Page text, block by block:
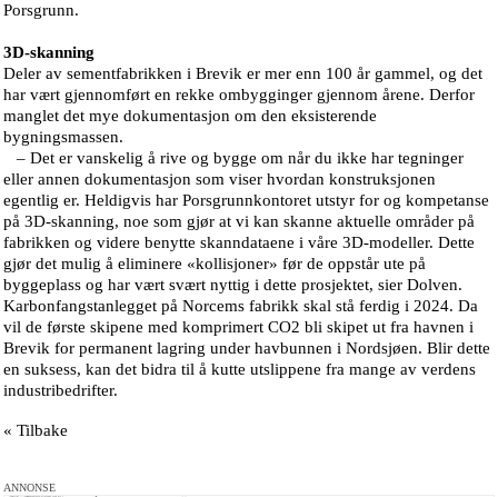
Porsgrunn.
3D-skanning
Deler av sementfabrikken i Brevik er mer enn 100 år gammel, og det
har vært gjennomført en rekke ombygginger gjennom årene. Derfor
manglet det mye dokumentasjon om den eksisterende
bygningsmassen.
– Det er vanskelig å rive og bygge om når du ikke har tegninger
eller annen dokumentasjon som viser hvordan konstruksjonen
egentlig er. Heldigvis har Porsgrunnkontoret utstyr for og kompetanse
på 3D-skanning, noe som gjør at vi kan skanne aktuelle områder på
fabrikken og videre benytte skanndataene i våre 3D-modeller. Dette
gjør det mulig å eliminere «kollisjoner» før de oppstår ute på
byggeplass og har vært svært nyttig i dette prosjektet, sier Dolven.
Karbonfangstanlegget på Norcems fabrikk skal stå ferdig i 2024. Da
vil de første skipene med komprimert CO2 bli skipet ut fra havnen i
Brevik for permanent lagring under havbunnen i Nordsjøen. Blir dette
en suksess, kan det bidra til å kutte utslippene fra mange av verdens
industribedrifter.
« Tilbake
ANNONSE